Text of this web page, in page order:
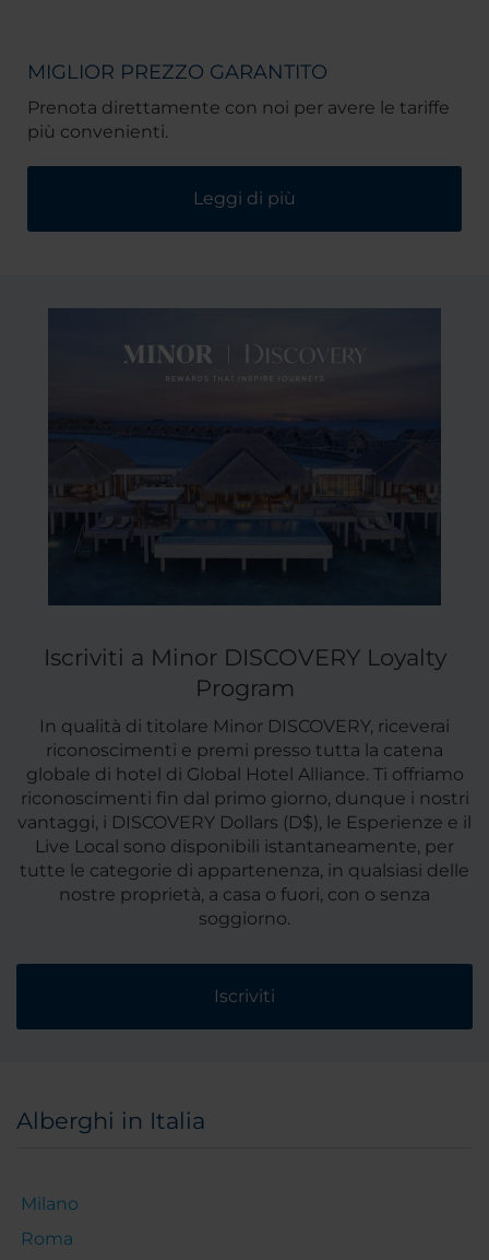
MIGLIOR PREZZO GARANTITO
Prenota direttamente con noi per avere le tariffe
più convenienti.
Leggi di più
Iscriviti a Minor DISCOVERY Loyalty
Program
In qualità di titolare Minor DISCOVERY, riceverai
riconoscimenti e premi presso tutta la catena
globale di hotel di Global Hotel Alliance. Ti offriamo
riconoscimenti fin dal primo giorno, dunque i nostri
vantaggi, i DISCOVERY Dollars (D$), le Esperienze e il
Live Local sono disponibili istantaneamente, per
tutte le categorie di appartenenza, in qualsiasi delle
nostre proprietà, a casa o fuori, con o senza
soggiorno.
Iscriviti
Alberghi in Italia
Milano
Roma